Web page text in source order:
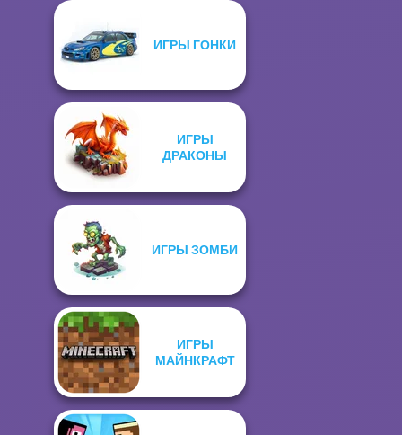
ИГРЫ ГОНКИ
ИГРЫ
ДРАКОНЫ
ИГРЫ ЗОМБИ
ИГРЫ
МАЙНКРАФТ